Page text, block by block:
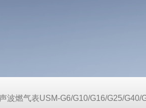
波燃气表USM-G6/G10/G16/G25/G40/